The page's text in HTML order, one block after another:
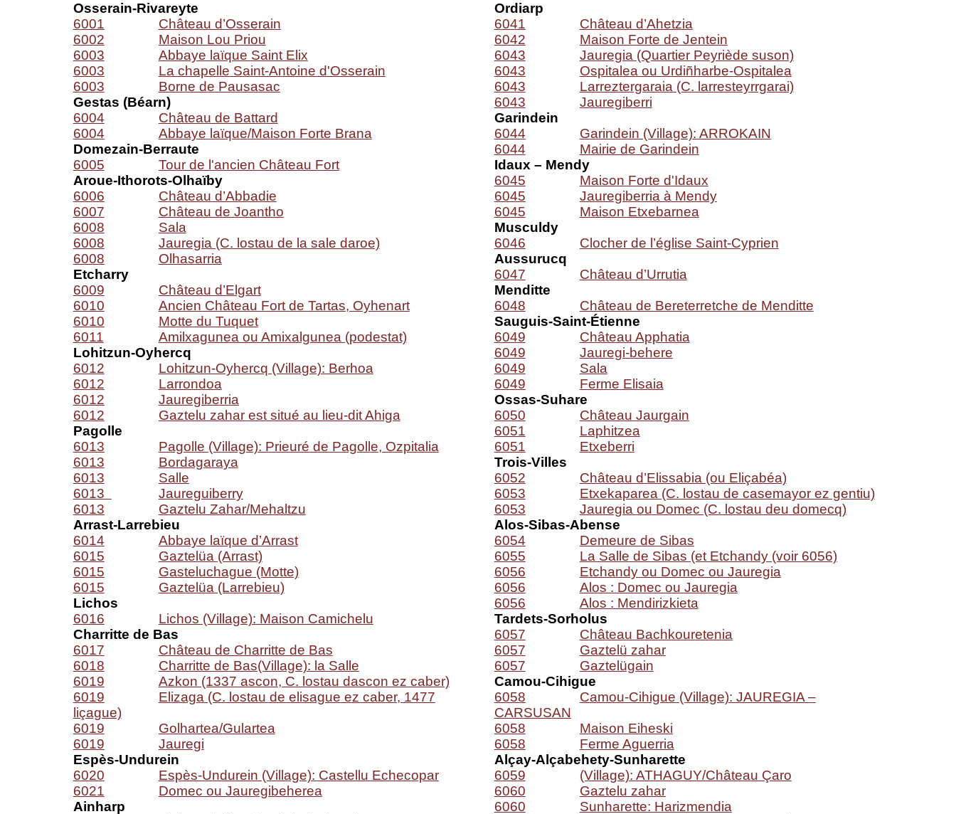
Osserain-Rivareyte
6001
Château d’Osserain
6002
Maison Lou Priou
6003
Abbaye laïque Saint Elix
6003
La chapelle Saint-Antoine d'Osserain
6003
Borne de Pausasac
Gestas (Béarn)
6004
Château de Battard
6004
Abbaye laïque/Maison Forte Brana
Domezain-Berraute
6005
Tour de l'ancien Château Fort
Aroue-Ithorots-Olhaïby
6006
Château d’Abbadie
6007
Château de Joantho
6008
Sala
6008
Jauregia (C. lostau de la sale daroe)
6008
Olhasarria
Etcharry
6009
Château d’Elgart
6010
Ancien Château Fort de Tartas, Oyhenart
6010
Motte du Tuquet
6011
Amilxagunea ou Amixalgunea (podestat)
Lohitzun-Oyhercq
6012
Lohitzun-Oyhercq (Village): Berhoa
6012
Larrondoa
6012
Jauregiberria
6012
Gaztelu zahar est situé au lieu-dit Ahiga
Pagolle
6013
Pagolle (Village): Prieuré de Pagolle, Ozpitalia
6013
Bordagaraya
6013
Salle
6013
Jaureguiberry
6013
Gaztelu Zahar/Mehaltzu
Arrast-Larrebieu
6014
Abbaye laïque d’Arrast
6015
Gaztelüa (Arrast)
6015
Gasteluchague (Motte)
6015
Gaztelüa (Larrebieu)
Lichos
6016
Lichos (Village): Maison Camichelu
Charritte de Bas
6017
Château de Charritte de Bas
6018
Charritte de Bas(Village): la Salle
6019
Azkon (1337 ascon, C. lostau dascon ez caber)
6019
Elizaga (C. lostau de elisague ez caber, 1477
liçague)
6019
Golhartea/Gulartea
6019
Jauregi
Espès-Undurein
6020
Espès-Undurein (Village): Castellu Echecopar
6021
Domec ou Jauregibeherea
Ainharp
Ordiarp
6041
Château d’Ahetzia
6042
Maison Forte de Jentein
6043
Jauregia (Quartier Peyriède suson)
6043
Ospitalea ou Urdiñharbe-Ospitalea
6043
Larreztergaraia (C. larresteyrrgarai)
6043
Jauregiberri
Garindein
6044
Garindein (Village): ARROKAIN
6044
Mairie de Garindein
Idaux – Mendy
6045
Maison Forte d'Idaux
6045
Jauregiberria à Mendy
6045
Maison Etxebarnea
Musculdy
6046
Clocher de l’église Saint-Cyprien
Aussurucq
6047
Château d’Urrutia
Menditte
6048
Château de Bereterretche de Menditte
Sauguis-Saint-Étienne
6049
Château Apphatia
6049
Jauregi-behere
6049
Sala
6049
Ferme Elisaia
Ossas-Suhare
6050
Château Jaurgain
6051
Laphitzea
6051
Etxeberri
Trois-Villes
6052
Château d’Elissabia (ou Eliçabéa)
6053
Etxekaparea (C. lostau de casemayor ez gentiu)
6053
Jauregia ou Domec (C. lostau deu domecq)
Alos-Sibas-Abense
6054
Demeure de Sibas
6055
La Salle de Sibas (et Etchandy (voir 6056)
6056
Etchandy ou Domec ou Jauregia
6056
Alos : Domec ou Jauregia
6056
Alos : Mendirizkieta
Tardets-Sorholus
6057
Château Bachkouretenia
6057
Gaztelü zahar
6057
Gaztelügain
Camou-Cihigue
6058
Camou-Cihigue (Village): JAUREGIA –
CARSUSAN
6058
Maison Eiheski
6058
Ferme Aguerria
Alçay-Alçabehety-Sunharette
6059
(Village): ATHAGUY/Château Çaro
6060
Gaztelu zahar
6060
Sunharette: Harizmendia